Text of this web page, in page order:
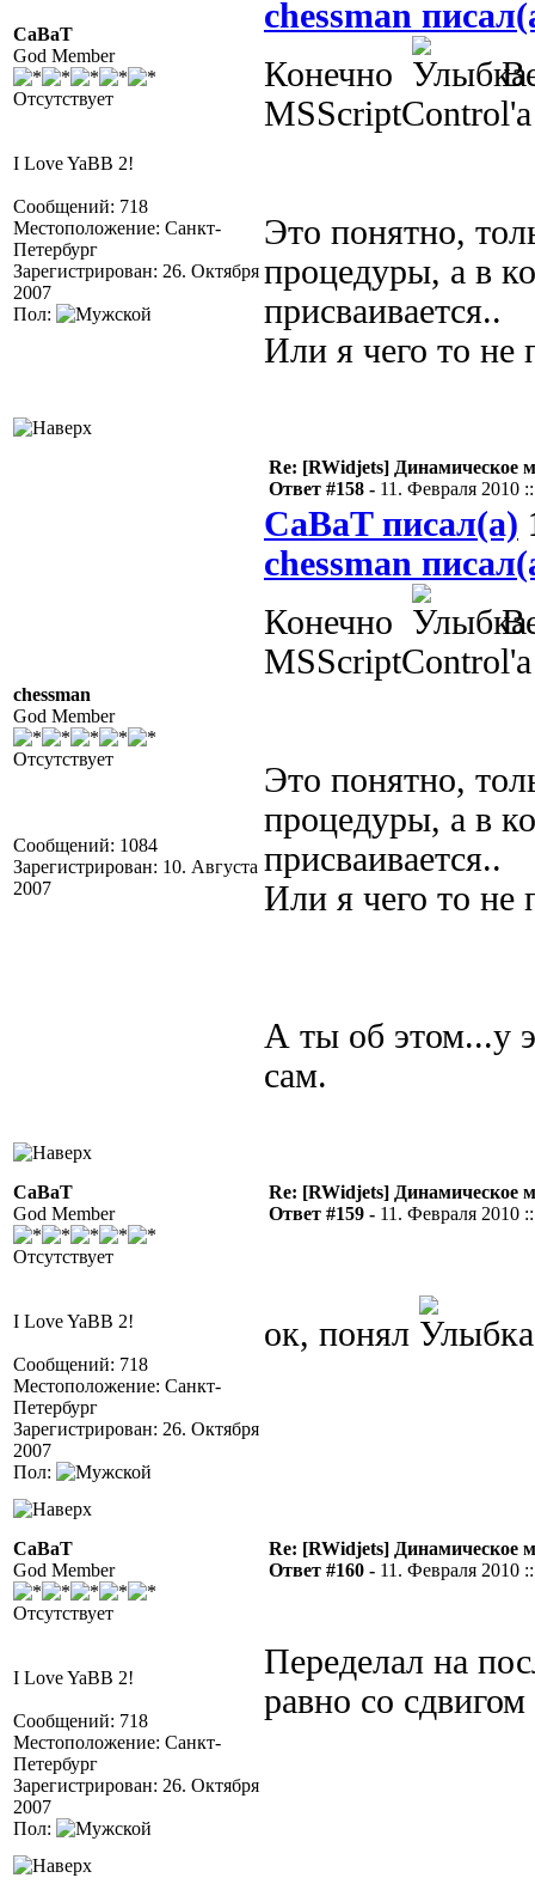
CaBaT
God Member
Отсутствует
I Love YaBB 2!
Сообщений: 718
Местоположение: Санкт-
Петербург
Зарегистрирован: 26. Октября
2007
Пол:
chessman
Конечно
Это понятно,
процедуры, а в
присваивается..
Или я чего то не
chessman
God Member
Отсутствует
Сообщений: 1084
Зарегистрирован: 10. Августа
2007
Re: [RWidjets] Динамическое
Ответ #158 - 11. Февраля 2010
CaBaT писал(а)
chessman
Конечно
Это понятно,
процедуры, а в
присваивается..
Или я чего то не
А ты об этом...у
сам.
CaBaT
God Member
Отсутствует
I Love YaBB 2!
Сообщений: 718
Местоположение: Санкт-
Петербург
Зарегистрирован: 26. Октября
2007
Пол:
Re: [RWidjets] Динамическое
Ответ #159 - 11. Февраля 2010
ок, понял
CaBaT
God Member
Отсутствует
I Love YaBB 2!
Сообщений: 718
Местоположение: Санкт-
Петербург
Зарегистрирован: 26. Октября
2007
Пол:
Re: [RWidjets] Динамическое
Ответ #160 - 11. Февраля 2010
Переделал на
равно со